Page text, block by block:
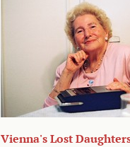
Vienna's Lost